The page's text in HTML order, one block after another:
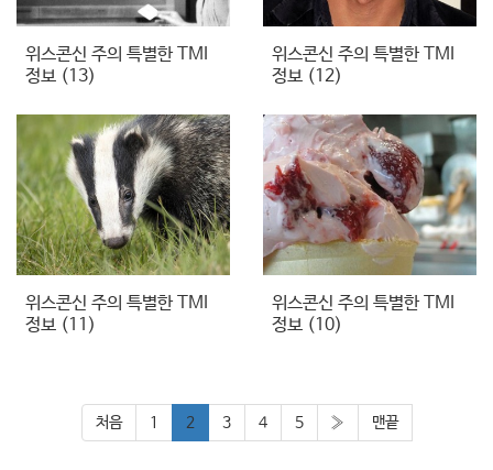
위스콘신 주의 특별한 TMI
정보 (13)
위스콘신 주의 특별한 TMI
정보 (12)
위스콘신 주의 특별한 TMI
정보 (11)
위스콘신 주의 특별한 TMI
정보 (10)
처음 1 2 3 4 5 » 맨끝